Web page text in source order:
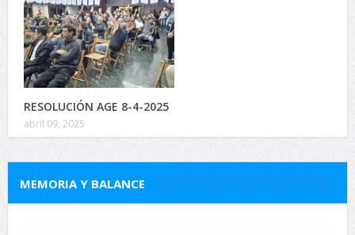
RESOLUCIÓN AGE 8-4-2025
abril 09, 2025
MEMORIA Y BALANCE